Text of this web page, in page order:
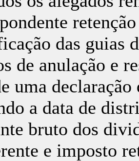
das guias
de anulação e
uma
a data de
bruto dos
e imposto